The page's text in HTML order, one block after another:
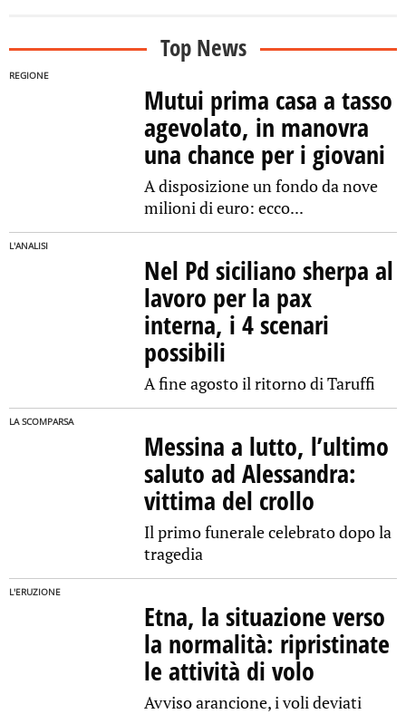
Top News
REGIONE
Mutui prima casa a tasso
agevolato, in manovra
una chance per i giovani
A disposizione un fondo da nove
milioni di euro: ecco...
L'ANALISI
Nel Pd siciliano sherpa al
lavoro per la pax
interna, i 4 scenari
possibili
A fine agosto il ritorno di Taruffi
LA SCOMPARSA
Messina a lutto, l’ultimo
saluto ad Alessandra:
vittima del crollo
Il primo funerale celebrato dopo la
tragedia
L'ERUZIONE
Etna, la situazione verso
la normalità: ripristinate
le attività di volo
Avviso arancione, i voli deviati